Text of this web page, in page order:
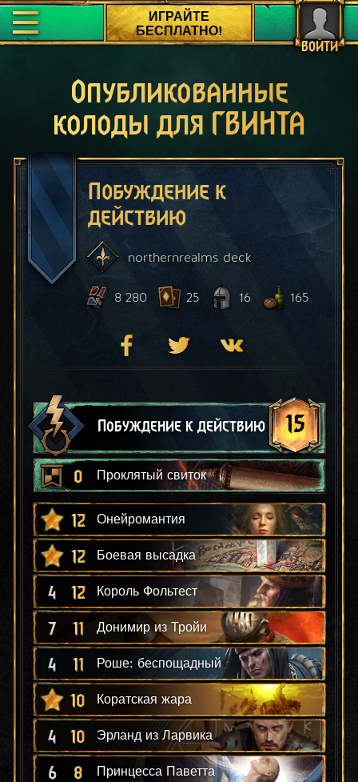
ВОЙТИ
ИГРАЙТЕ
БЕСПЛАТНО!
Опубликованные
колоды для ГВИНТА
Побуждение к
действию
northernrealms deck
8 280 25 16 165
Побуждение к действию 15
0 Проклятый свиток
12 Онейромантия
12 Боевая высадка
4 12 Король Фольтест
7 11 Донимир из Тройи
4 11 Роше: беспощадный
10 Коратская жара
4 10 Эрланд из Ларвика
6 8 Принцесса Паветта